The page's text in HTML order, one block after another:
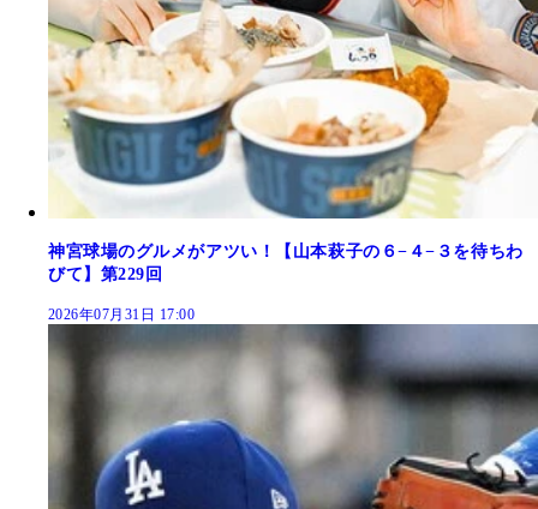
神宮球場のグルメがアツい！【山本萩子の６−４−３を待ちわ
びて】第229回
2026年07月31日 17:00